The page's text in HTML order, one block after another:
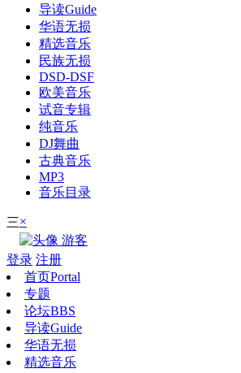
导读Guide
华语无损
精选音乐
民族无损
DSD-DSF
欧美音乐
试音专辑
纯音乐
DJ舞曲
古典音乐
MP3
音乐目录
三×
游客
登录 注册
首页Portal
专题
论坛BBS
导读Guide
华语无损
精选音乐